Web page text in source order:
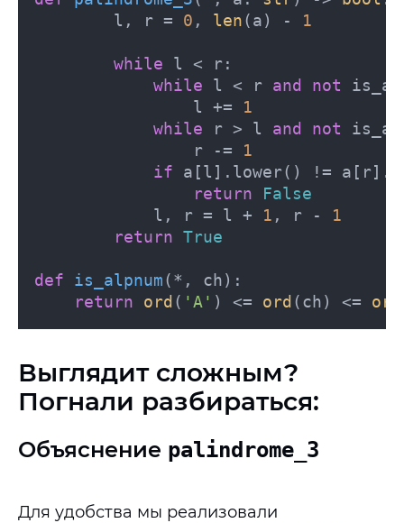
        l, r =
0 , len(a) - 1
while l < r:
while l < r and not
                l +=
1
while r > l and not
                r -=
1
if a[l].lower() !=
return
False
            l, r = l +
1 , r - 1
return True
def is_alpnum(*, ch):
return
ord ( 'A' ) <= ord (ch) <= ord
Выглядит сложным?
Погнали разбираться:
Объяснение palindrome_3
Для удобства мы реализовали